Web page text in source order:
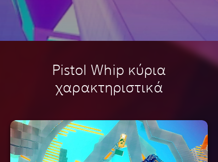
Pistol Whip κύρια
χαρακτηριστικά